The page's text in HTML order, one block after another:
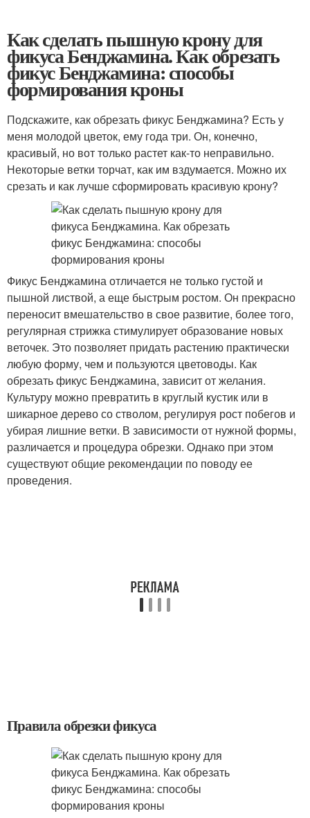
Как сделать пышную крону для
фикуса Бенджамина. Как обрезать
фикус Бенджамина: способы
формирования кроны
Подскажите, как обрезать фикус Бенджамина? Есть у
меня молодой цветок, ему года три. Он, конечно,
красивый, но вот только растет как-то неправильно.
Некоторые ветки торчат, как им вздумается. Можно их
срезать и как лучше сформировать красивую крону?
Фикус Бенджамина отличается не только густой и
пышной листвой, а еще быстрым ростом. Он прекрасно
переносит вмешательство в свое развитие, более того,
регулярная стрижка стимулирует образование новых
веточек. Это позволяет придать растению практически
любую форму, чем и пользуются цветоводы. Как
обрезать фикус Бенджамина, зависит от желания.
Культуру можно превратить в круглый кустик или в
шикарное дерево со стволом, регулируя рост побегов и
убирая лишние ветки. В зависимости от нужной формы,
различается и процедура обрезки. Однако при этом
существуют общие рекомендации по поводу ее
проведения.
Правила обрезки фикуса